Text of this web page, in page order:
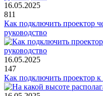
16.05.2025
811
Как подключить проектор
руководство
16.05.2025
147
Как подключить проектор к